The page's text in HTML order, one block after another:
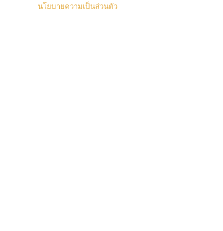
นโยบายความเป็นส่วนตัว